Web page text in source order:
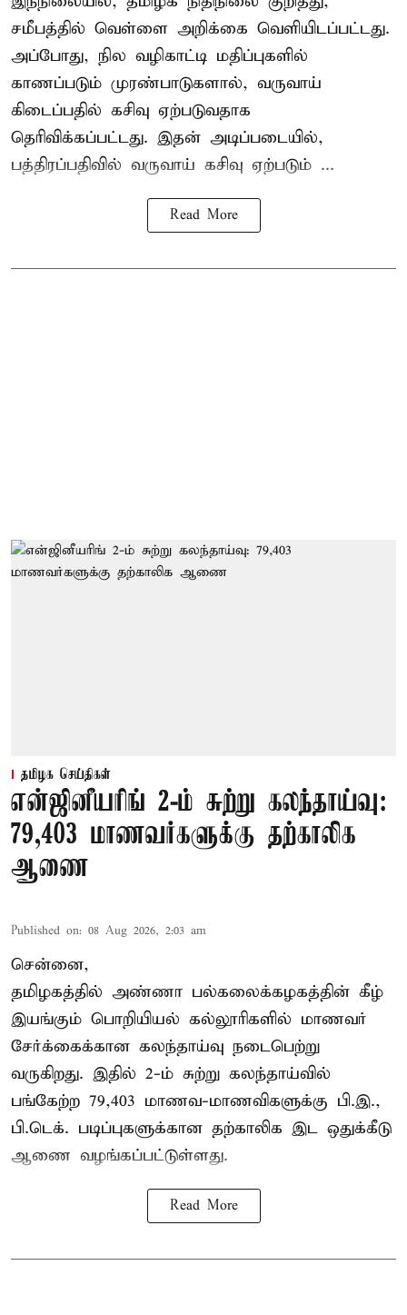
சமீபத்தில் வெள்ளை அறிக்கை வெளியிடப்பட்டது.
அப்போது, நில வழிகாட்டி மதிப்புகளில்
காணப்படும் முரண்பாடுகளால், வருவாய்
கிடைப்பதில் கசிவு ஏற்படுவதாக
தெரிவிக்கப்பட்டது. இதன் அடிப்படையில்,
பத்திரப்பதிவில் வருவாய் கசிவு ஏற்படும் ...
Read More
தமிழக செய்திகள்
என்ஜினீயரிங் 2-ம் சுற்று கலந்தாய்வு:
79,403 மாணவர்களுக்கு தற்காலிக
ஆணை
Published on: 08 Aug 2026, 2:03 am
சென்னை,
தமிழகத்தில் அண்ணா பல்கலைக்கழகத்தின் கீழ்
இயங்கும் பொறியியல் கல்லூரிகளில் மாணவர்
சேர்க்கைக்கான கலந்தாய்வு நடைபெற்று
வருகிறது. இதில் 2-ம் சுற்று கலந்தாய்வில்
பங்கேற்ற 79,403 மாணவ-மாணவிகளுக்கு பி.இ.,
பி.டெக். படிப்புகளுக்கான தற்காலிக இட ஒதுக்கீடு
ஆணை வழங்கப்பட்டுள்ளது.
Read More